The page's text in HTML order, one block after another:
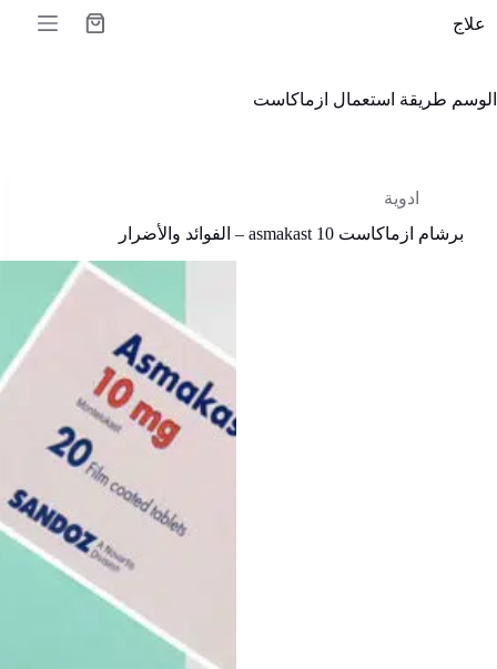
إلىعلاج
عربة
الوسم طريقة استعمال ازماكاست
ادوية
برشام ازماكاست 10 asmakast – الفوائد والأضرار